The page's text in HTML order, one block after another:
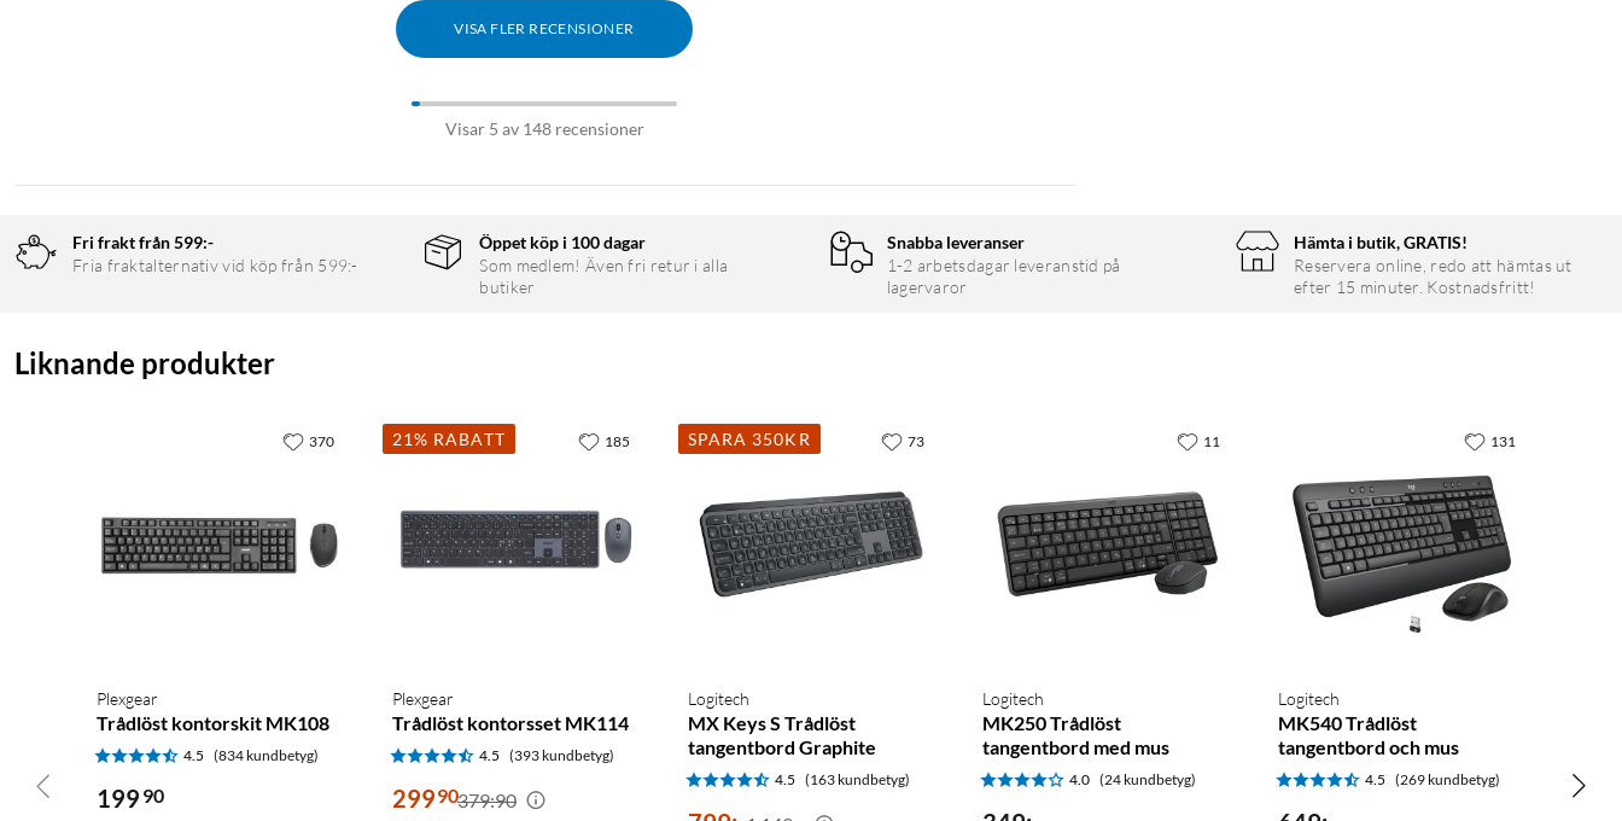
VISA FLER RECENSIONER
Visar 5 av 148 recensioner
Fri frakt från 599:-
Fria fraktalternativ vid köp från 599:-
Öppet köp i 100 dagar
Som medlem! Även fri retur i alla
butiker
Snabba leveranser
1-2 arbetsdagar leveranstid på
lagervaror
Hämta i butik, GRATIS!
Reservera online, redo att hämtas ut
efter 15 minuter. Kostnadsfritt!
Liknande produkter
Plexgear
Trådlöst kontorskit MK108
4.5 (834 kundbetyg)
199 90
370 21% RABATT
Plexgear
Trådlöst kontorsset MK114
4.5 (393 kundbetyg)
29990379:90
185 SPARA 350KR
Logitech
MX Keys S Trådlöst
tangentbord Graphite
4.5 (163 kundbetyg)
73
Logitech
MK250 Trådlöst
tangentbord med mus
4.0 (24 kundbetyg)
11
Logitech
MK540 Trådlöst
tangentbord och mus
4.5 (269 kundbetyg)
131